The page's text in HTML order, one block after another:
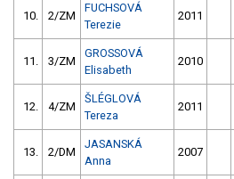
10. 2/ZM
FUCHSOVÁ
Terezie
2011
11. 3/ZM
GROSSOVÁ
Elisabeth
2010
12. 4/ZM
ŠLÉGLOVÁ
Tereza
2011
13. 2/DM
JASANSKÁ
Anna
2007